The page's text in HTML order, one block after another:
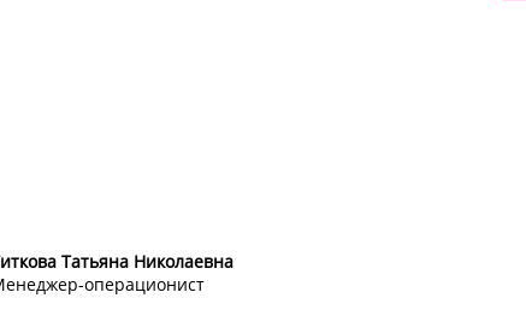
Татьяна Николаевна
операционист